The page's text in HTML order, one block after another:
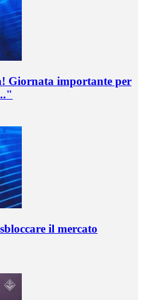
Giornata importante per
il mercato